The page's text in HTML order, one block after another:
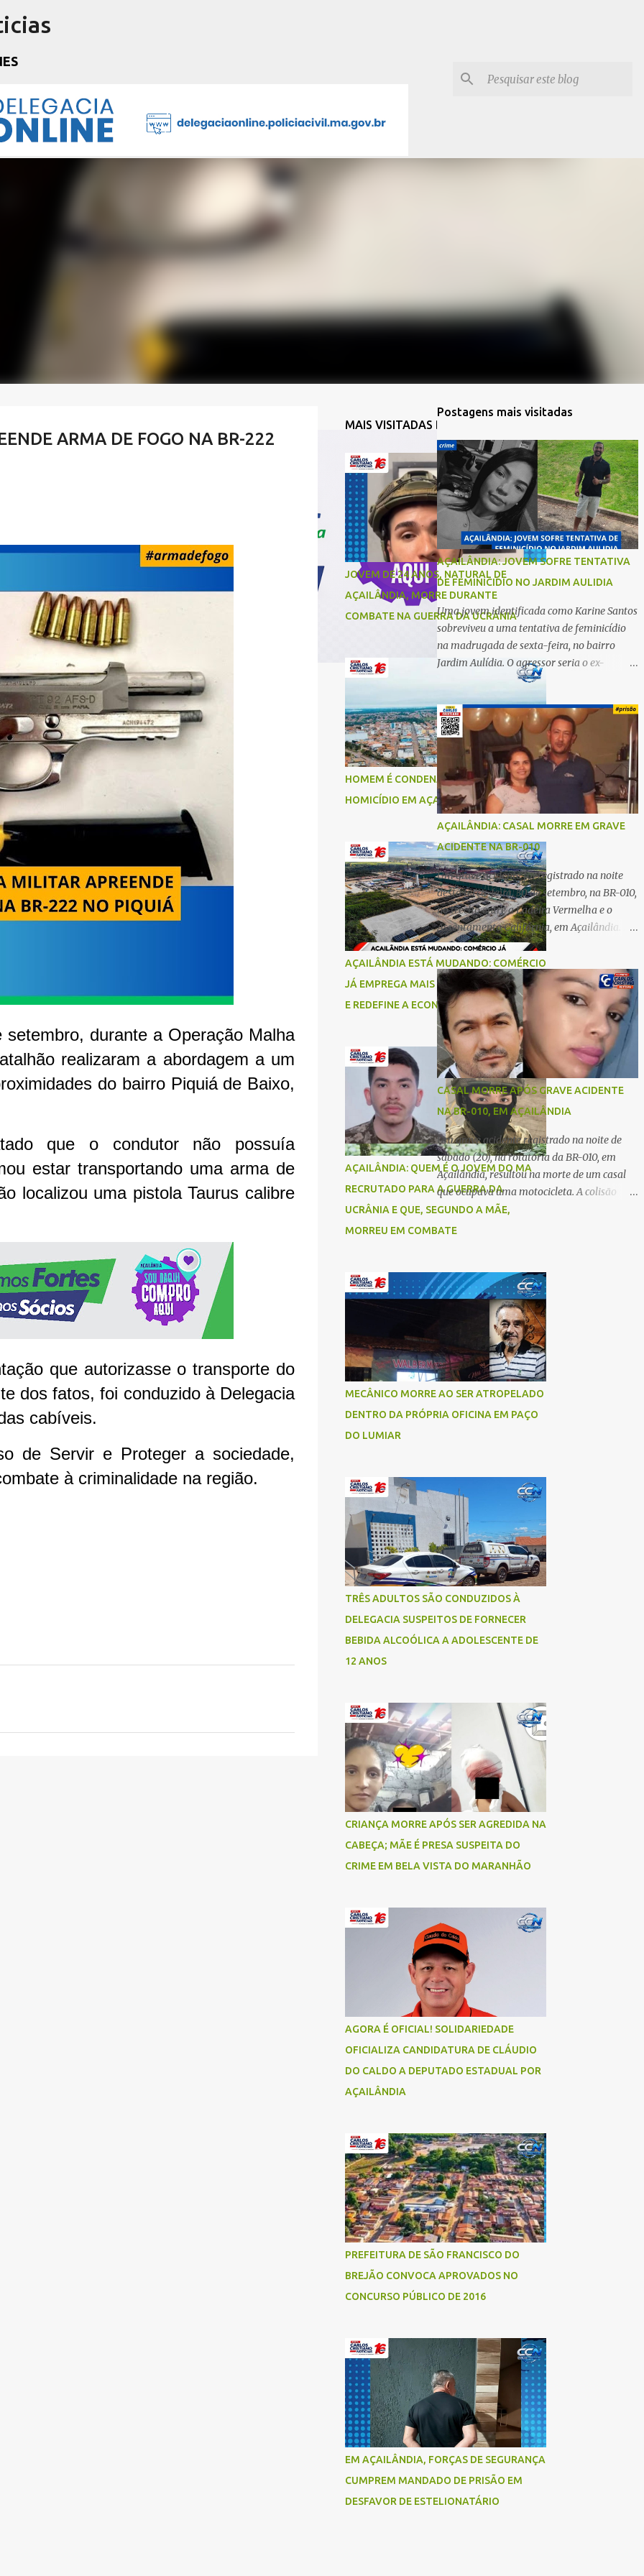
ARMA DE FOGO NA BR-222
durante a Operação Malha
realizaram a abordagem a um
do bairro Piquiá de Baixo,
que o condutor não possuía
estar transportando uma arma de
localizou uma pistola Taurus calibre
que autorizasse o transporte do
dos fatos, foi conduzido à Delegacia
cabíveis.
de Servir e Proteger a sociedade,
à criminalidade na região.
MAIS VISITADAS DA SEMANA
JOVEM DE 24 ANOS, NATURAL DE
AÇAILÂNDIA, MORRE DURANTE
COMBATE NA GUERRA DA UCRÂNIA
HOMEM É CONDENADO A 18 ANOS POR
HOMICÍDIO EM AÇAILÂNDIA
AÇAILÂNDIA ESTÁ MUDANDO: COMÉRCIO
JÁ EMPREGA MAIS DO QUE A INDÚSTRIA
E REDEFINE A ECONOMIA DO MUNICÍPIO
AÇAILÂNDIA: QUEM É O JOVEM DO MA
RECRUTADO PARA A GUERRA DA
UCRÂNIA E QUE, SEGUNDO A MÃE,
MORREU EM COMBATE
MECÂNICO MORRE AO SER ATROPELADO
DENTRO DA PRÓPRIA OFICINA EM PAÇO
DO LUMIAR
TRÊS ADULTOS SÃO CONDUZIDOS À
DELEGACIA SUSPEITOS DE FORNECER
BEBIDA ALCOÓLICA A ADOLESCENTE DE
12 ANOS
CRIANÇA MORRE APÓS SER AGREDIDA NA
CABEÇA; MÃE É PRESA SUSPEITA DO
CRIME EM BELA VISTA DO MARANHÃO
AGORA É OFICIAL! SOLIDARIEDADE
OFICIALIZA CANDIDATURA DE CLÁUDIO
DO CALDO A DEPUTADO ESTADUAL POR
AÇAILÂNDIA
PREFEITURA DE SÃO FRANCISCO DO
BREJÃO CONVOCA APROVADOS NO
CONCURSO PÚBLICO DE 2016
EM AÇAILÂNDIA, FORÇAS DE SEGURANÇA
CUMPREM MANDADO DE PRISÃO EM
DESFAVOR DE ESTELIONATÁRIO
Postagens mais visitadas
AÇAILÂNDIA: JOVEM SOFRE TENTATIVA
DE FEMINICIDIO NO JARDIM AULIDIA
Uma jovem identificada como Karine Santos
sobreviveu a uma tentativa de feminicídio
na madrugada de sexta-feira, no bairro
Jardim Aulídia. O agressor seria o ex-
companheiro, com quem manteve um
relacionamento de quase três anos e com
quem tem uma filha. Segundo Karine,
durante todo o dia anterior, o suspeito
enviou mensagens insistindo para reatar o
relacionamento, mas ela deixou claro que
não queria. Naquela noite, a vítima recebeu
o convite de um amigo para ir a uma festa.
Ao chegar ao local, percebeu que o ex
também estava presente, mas permaneceu
tranquila durante todo o evento. O ataque
aconteceu quando Karine retornava para
casa, por volta das 5h40 da manhã.
“Quando cheguei, ele estava escondido.
Assim que me viu, entrou no carro e
começou a me atacar com uma faca,
atingindo também o rapaz que estava
comigo”, relatou. Após a agressão, Karine
recebeu atendimento médico e passa bem,
estando fora de perigo. A jovem também
registrou boletim de ocorrência contra o ex-
companheiro. Mesm...
AÇAILÂNDIA: CASAL MORRE EM GRAVE
ACIDENTE NA BR-010
Um grave acidente foi registrado na noite
desta terça-feira, 30 de setembro, na BR-010,
no trecho entre a Ladeira Vermelha e o
Assentamento Califórnia, em Açailândia. De
acordo com informações apuradas, as
vítimas eram um casal residente em
Imperatriz. Eles haviam vindo até o bairro
Plano da Serra, em Açailândia, para visitar
familiares e estavam a caminho de casa
quando ocorreu a tragédia. O acidente
envolveu uma motocicleta e um caminhão
caçamba. Com o impacto da colisão, o casal
não resistiu aos ferimentos e veio a óbito
ainda no local. As vítimas foram
identificadas como Carmem Rejane e
Ronaldo de Jesus. Equipes de socorro foram
acionadas, mas nada puderam fazer além
de constatar os óbitos. A Polícia Rodoviária
Federal (PRF) esteve no local para controlar
o tráfego e coletar informações que devem
CASAL MORRE APÓS GRAVE ACIDENTE
NA BR-010, EM AÇAILÂNDIA
Um grave acidente registrado na noite de
sábado (20), na rotatória da BR-010, em
Açailândia, resultou na morte de um casal
que ocupava uma motocicleta. A colisão
envolveu uma moto e um carro. De acordo
com as primeiras informações, o condutor
A passageira da moto chegou a ser
socorrida com vida e encaminhada para
atendimento médico, mas infelizmente não
resistiu aos ferimentos e veio a óbito. Uma
das vítimas foi identificada como Gleiciane,
moradora do bairro Jacu. Até o momento, o
condutor da motocicleta foi identificado
como Julimar Lucena, iria fazer 37 anos no
próximo dia 28 de junho. De acordo com
discussão, o condutor da motocicleta teria
invadido a contramão e colidido
frontalmente com um carro. As
circunstâncias do acidente deverão ser
apuradas pelas autoridades competentes. ...